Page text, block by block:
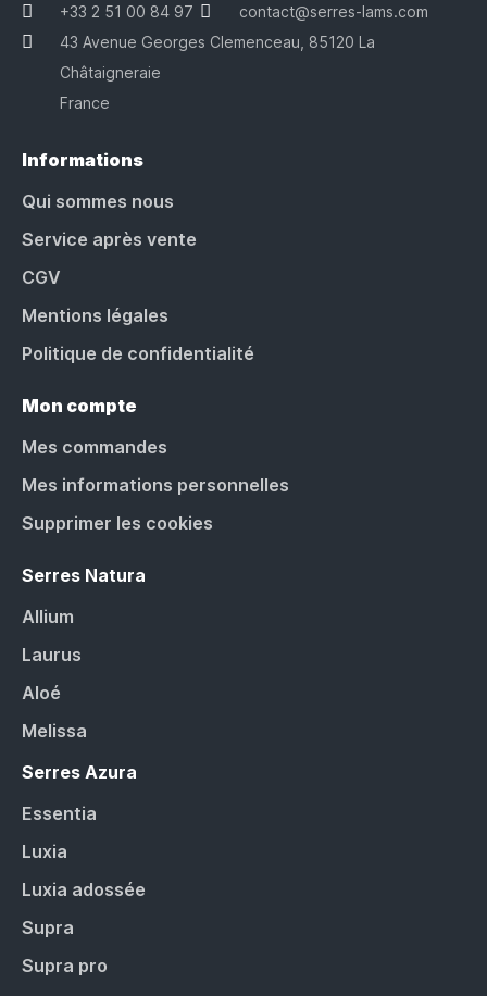
+33 2 51 00 84 97
contact@serres-lams.com
43 Avenue Georges Clemenceau, 85120 La
Châtaigneraie
France
Informations
Qui sommes nous
Service après vente
CGV
Mentions légales
Politique de confidentialité
Mon compte
Mes commandes
Mes informations personnelles
Supprimer les cookies
Serres Natura
Allium
Laurus
Aloé
Melissa
Serres Azura
Essentia
Luxia
Luxia adossée
Supra
Supra pro